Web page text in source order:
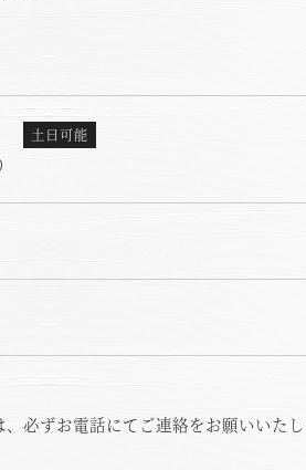
) 土日可能
必ずお電話にてご連絡をお願いいた
約はこちら
」へのログインが必要です